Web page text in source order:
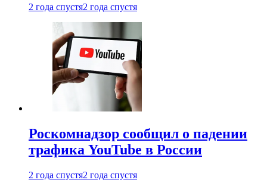
2 года спустя2 года спустя
Роскомнадзор сообщил о падении
трафика YouTube в России
2 года спустя2 года спустя